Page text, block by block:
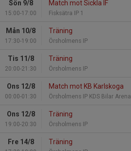
Sön 9/8
15:00-17:00
Match mot Sickla IF
Fisksätra IP 1
Mån 10/8
17:30-19:00
Träning
Örsholmens IP
Tis 11/8
20:00-21:30
Träning
Örsholmens IP
Ons 12/8
00:00-01:30
Match mot KB Karlskoga
Örsholmens IP KDS Bilar Arena
Ons 12/8
19:00-20:30
Träning
Örsholmens IP
Fre 14/8 Träning